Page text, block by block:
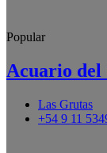
Popular
Acuario del
Las Grutas
+54 9 11